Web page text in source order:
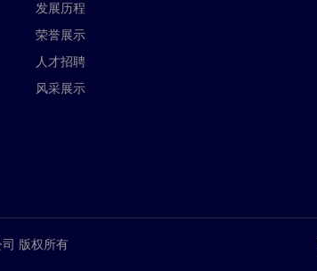
发展历程
荣誉展示
人才招聘
风采展示
司 版权所有